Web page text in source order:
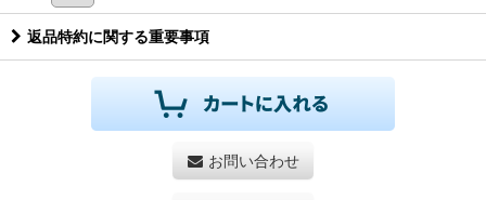
返品特約に関する重要事項
お問い合わせ